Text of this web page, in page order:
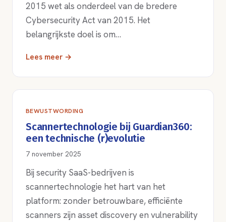
2015 wet als onderdeel van de bredere
Cybersecurity Act van 2015. Het
belangrijkste doel is om…
Lees meer →
BEWUSTWORDING
Scannertechnologie bij Guardian360:
een technische (r)evolutie
7 november 2025
Bij security SaaS-bedrijven is
scannertechnologie het hart van het
platform: zonder betrouwbare, efficiënte
scanners zijn asset discovery en vulnerability